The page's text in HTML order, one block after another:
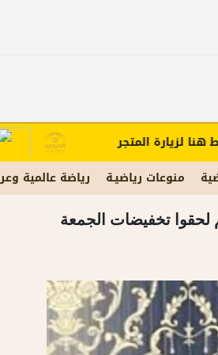
منوعات رياضيـة رياضة عالمية
المتجر
لحقوا تخفيضات الجمعة